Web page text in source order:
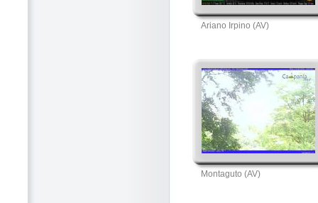
Ariano Irpino (AV)
Montaguto (AV)